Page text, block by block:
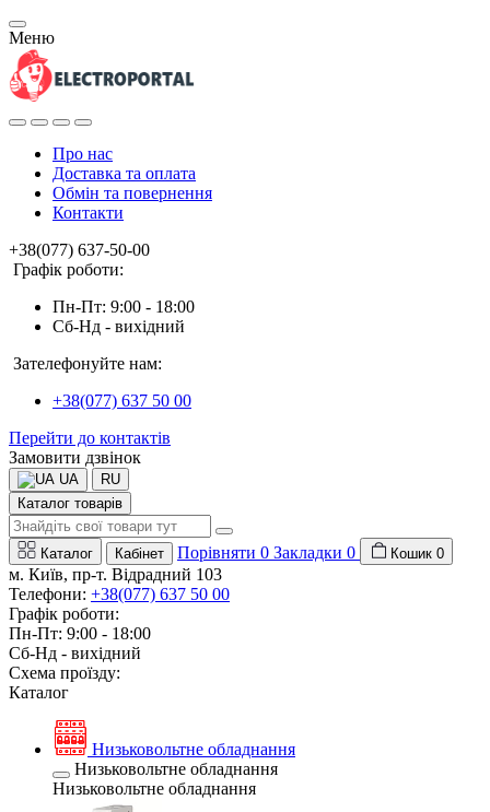
Меню
Про нас
Доставка та оплата
Обмін та повернення
Контакти
+38(077) 637-50-00
Графік роботи:
Пн-Пт: 9:00 - 18:00
Сб-Нд - вихідний
Зателефонуйте нам:
+38(077) 637 50 00
Перейти до контактів
Замовити дзвінок
UA
RU
Каталог товарів
Каталог Кабінет Порівняти 0 Закладки 0 Кошик 0
м. Київ, пр-т. Відрадний 103
Телефони: +38(077) 637 50 00
Графік роботи:
Пн-Пт: 9:00 - 18:00
Сб-Нд - вихідний
Схема проїзду:
Каталог
Низьковольтне обладнання
Низьковольтне обладнання
Низьковольтне обладнання